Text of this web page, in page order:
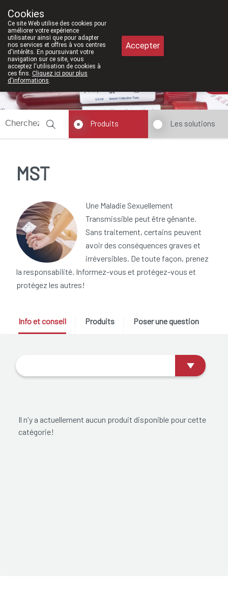
011/610300
Produits Les solutions
MST
Une Maladie Sexuellement
Transmissible peut être gênante.
Sans traitement, certains peuvent
avoir des conséquences graves et
irréversibles. De toute façon, prenez
la responsabilité. Informez-vous et protégez-vous et
protégez les autres!
Info et conseil Produits Poser une question
Il n'y a actuellement aucun produit disponible pour cette
catégorie!
Cookies
Ce site Web utilise des cookies pour
améliorer votre expérience
utilisateur ainsi que pour adapter
nos services et offres à vos centres
d'intérêts. En poursuivant votre
navigation sur ce site, vous
acceptez l'utilisation de cookies à
ces fins. Cliquez ici pour plus
d'informations.
Accepter